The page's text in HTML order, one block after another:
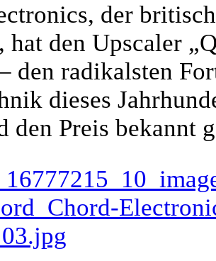
der
hat den Upscaler
den radikalsten
dieses
den Preis bekannt